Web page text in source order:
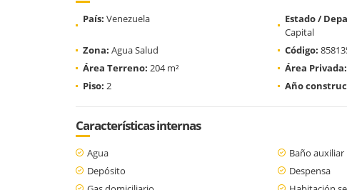
País: Venezuela Estado /
Capital
Zona: Agua Salud Código:
Área Terreno: 204 m² Área Privada:
Piso: 2 Año
Características internas
Agua Baño auxiliar
Depósito
Despensa